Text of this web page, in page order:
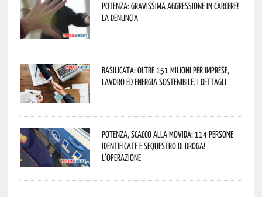
Potenza: gravissima aggressione in Carcere!
La denuncia
Basilicata: oltre 151 milioni per imprese,
lavoro ed energia sostenibile. I dettagli
Potenza, scacco alla movida: 114 persone
identificate e sequestro di droga!
L’operazione